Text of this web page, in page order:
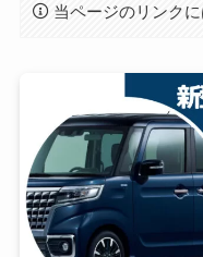
当ページのリンク